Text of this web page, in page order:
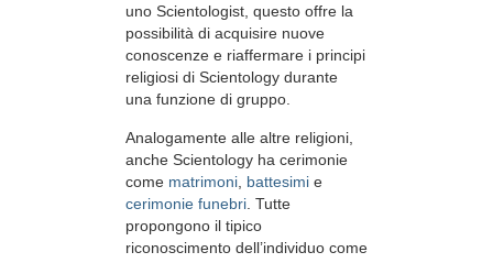
uno Scientologist, questo offre la
possibilità di acquisire nuove
conoscenze e riaffermare i principi
religiosi di Scientology durante
una funzione di gruppo.
Analogamente alle altre religioni,
anche Scientology ha cerimonie
come matrimoni battesimi e
cerimonie funebri . Tutte
propongono il tipico
riconoscimento dell’individuo come